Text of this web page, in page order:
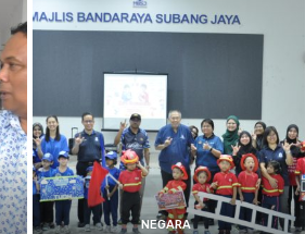
NEGARA